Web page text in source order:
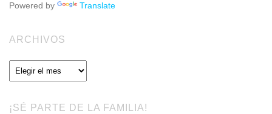
Powered by Translate
ARCHIVOS
Archivos
¡SÉ PARTE DE LA FAMILIA!